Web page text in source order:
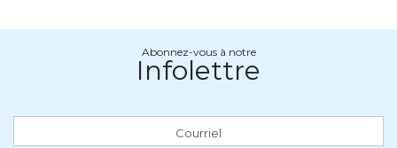
Abonnez-vous à notre
Infolettre